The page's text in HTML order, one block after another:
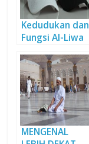
Kedudukan dan
Fungsi Al-Liwa
(Bagian 2)
MENGENAL